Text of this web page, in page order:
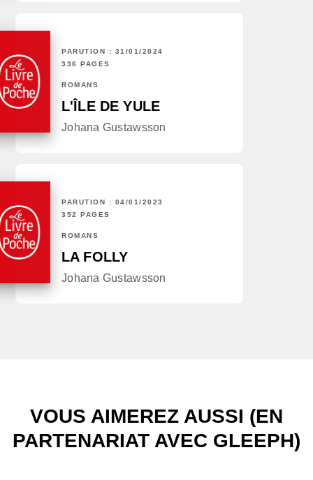
PARUTION : 31/01/2024
336 PAGES
ROMANS
L'ÎLE DE YULE
Johana Gustawsson
PARUTION : 04/01/2023
352 PAGES
ROMANS
LA FOLLY
Johana Gustawsson
VOUS AIMEREZ AUSSI (EN
PARTENARIAT AVEC GLEEPH)